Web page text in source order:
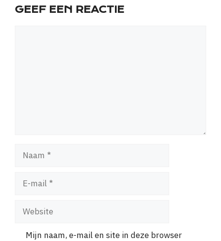
GEEF EEN REACTIE
Naam
Website
Mijn naam, e-mail en site in deze browser